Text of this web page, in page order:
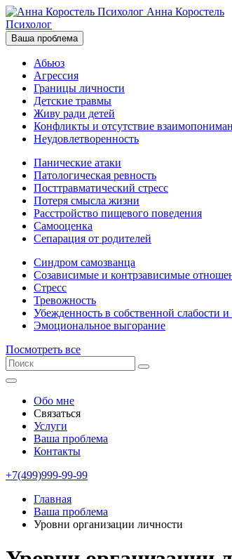
Анна Коростель
Психолог
Ваша проблема
Абьюз
Агрессия
Границы личности
Детские травмы
Живу ради детей
Конфликты и отсутствие
Неудовлетворенность
Панические атаки
Патологическая ревность
Посттравматический стресс
Потеря смысла жизни
Расстройство пищевого поведения
Самооценка
Сепарация от родителей
Синдром самозванца
Созависимые и контрзависимые
Стресс
Тревожность
Убежденность в собственной слабости и
Эмоциональное выгорание
Посмотреть все
Обо мне
Связаться
Услуги
Ваша проблема
Контакты
+7(499)999-99-99
Главная
Ваша проблема
Уровни организации личности